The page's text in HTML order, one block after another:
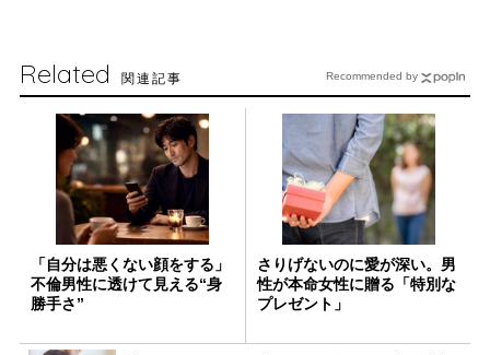
Related 関連記事
「自分は悪くない顔をする」
不倫男性に透けて見える“身
勝手さ”
さりげないのに愛が深い。男
性が本命女性に贈る「特別な
プレゼント」
Recommended by